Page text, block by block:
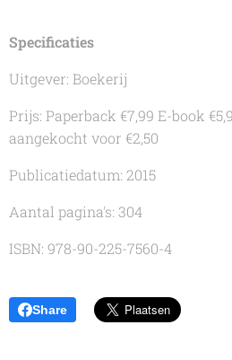
Specificaties
Uitgever: Boekerij
Prijs: Paperback €7,99 E-book
aangekocht voor €2,50
Publicatiedatum: 2015
Aantal pagina's: 304
ISBN: 978-90-225-7560-4
Share